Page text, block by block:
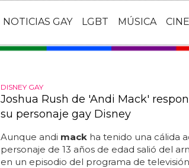
NOTICIAS GAY LGBT MÚSICA
DISNEY GAY
Joshua Rush de 'Andi Mack'
su personaje gay Disney
Aunque andi mackha tenido una cálida
personaje de 13 años de edad salió del
en un episodio del programa de